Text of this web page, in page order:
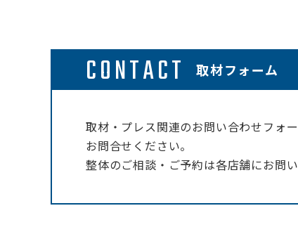
CONTACT 取材フォーム
取材・プレス関連のお問い合わせフォ
お問合せください。
整体のご相談・ご予約は各店舗にお問い